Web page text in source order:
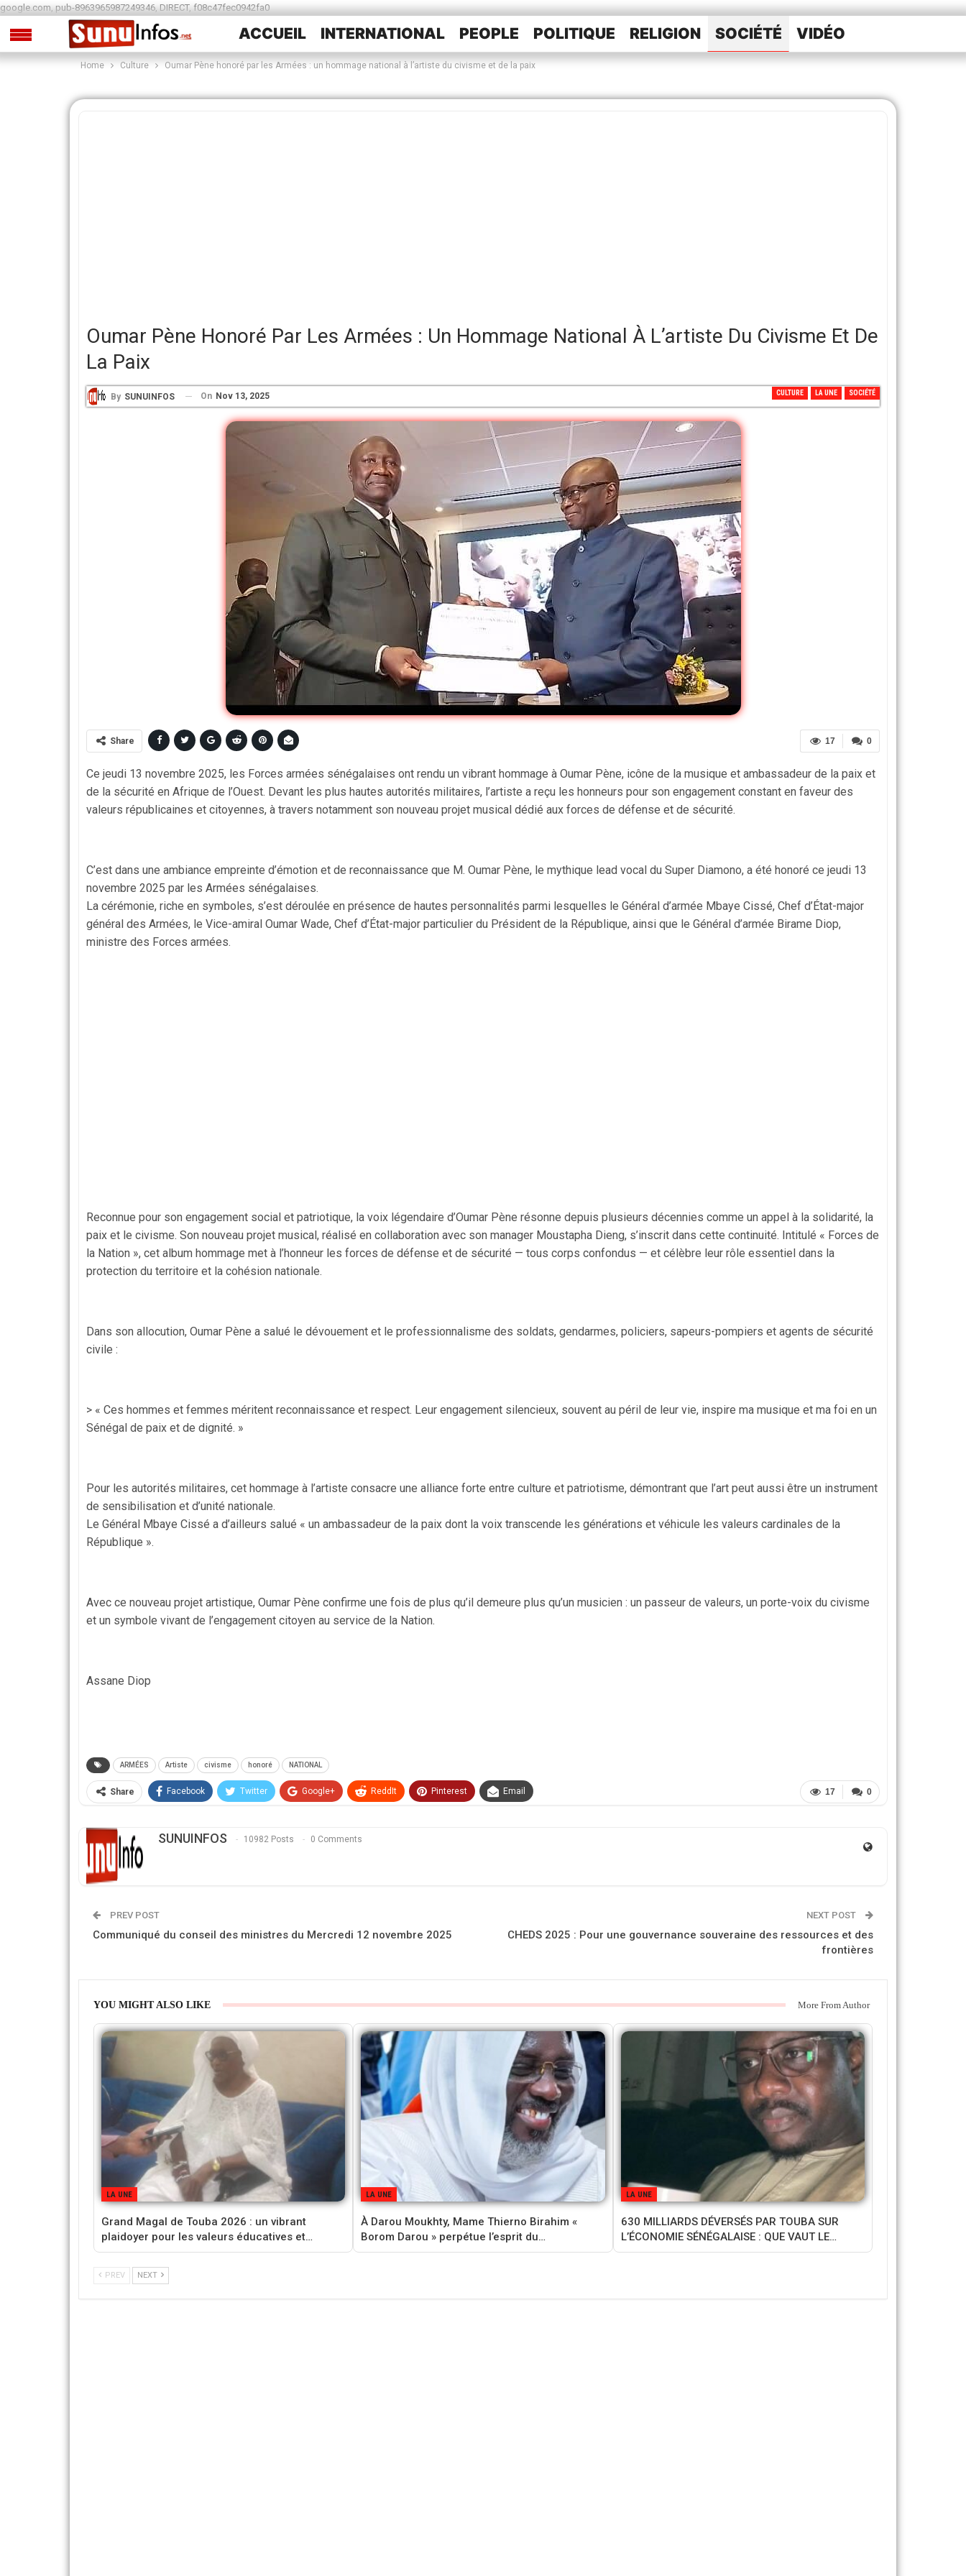
google.com, pub-8963965987249346, DIRECT, f08c47fec0942fa0
ACCUEIL INTERNATIONAL PEOPLE POLITIQUE RELIGION SOCIÉTÉ
VIDÉO
SPORTS
Home Culture Oumar Pène honoré par les Armées : un hommage national à l’artiste du civisme et de la paix
Oumar Pène Honoré Par Les Armées : Un Hommage National À L’artiste Du Civisme Et De
La Paix
CULTURE LA UNE SOCIÉTÉ
By SUNUINFOS On Nov 13, 2025
0
17
Share
Ce jeudi 13 novembre 2025, les Forces armées sénégalaises ont rendu un vibrant hommage à Oumar Pène, icône de la musique et ambassadeur de la paix et
de la sécurité en Afrique de l’Ouest. Devant les plus hautes autorités militaires, l’artiste a reçu les honneurs pour son engagement constant en faveur des
valeurs républicaines et citoyennes, à travers notamment son nouveau projet musical dédié aux forces de défense et de sécurité.
C’est dans une ambiance empreinte d’émotion et de reconnaissance que M. Oumar Pène, le mythique lead vocal du Super Diamono, a été honoré ce jeudi 13
novembre 2025 par les Armées sénégalaises.
La cérémonie, riche en symboles, s’est déroulée en présence de hautes personnalités parmi lesquelles le Général d’armée Mbaye Cissé, Chef d’État-major
général des Armées, le Vice-amiral Oumar Wade, Chef d’État-major particulier du Président de la République, ainsi que le Général d’armée Birame Diop,
ministre des Forces armées.
Reconnue pour son engagement social et patriotique, la voix légendaire d’Oumar Pène résonne depuis plusieurs décennies comme un appel à la solidarité, la
paix et le civisme. Son nouveau projet musical, réalisé en collaboration avec son manager Moustapha Dieng, s’inscrit dans cette continuité. Intitulé « Forces de
la Nation », cet album hommage met à l’honneur les forces de défense et de sécurité — tous corps confondus — et célèbre leur rôle essentiel dans la
protection du territoire et la cohésion nationale.
Dans son allocution, Oumar Pène a salué le dévouement et le professionnalisme des soldats, gendarmes, policiers, sapeurs-pompiers et agents de sécurité
civile :
> « Ces hommes et femmes méritent reconnaissance et respect. Leur engagement silencieux, souvent au péril de leur vie, inspire ma musique et ma foi en un
Sénégal de paix et de dignité. »
Pour les autorités militaires, cet hommage à l’artiste consacre une alliance forte entre culture et patriotisme, démontrant que l’art peut aussi être un instrument
de sensibilisation et d’unité nationale.
Le Général Mbaye Cissé a d’ailleurs salué « un ambassadeur de la paix dont la voix transcende les générations et véhicule les valeurs cardinales de la
République ».
Avec ce nouveau projet artistique, Oumar Pène confirme une fois de plus qu’il demeure plus qu’un musicien : un passeur de valeurs, un porte-voix du civisme
et un symbole vivant de l’engagement citoyen au service de la Nation.
Assane Diop
ARMÉES Artiste civisme honoré NATIONAL
0
17
Share Facebook Twitter Google+ ReddIt Pinterest Email
SUNUINFOS 10982 Posts 0 Comments
PREV POST
Communiqué du conseil des ministres du Mercredi 12 novembre 2025
NEXT POST
CHEDS 2025 : Pour une gouvernance souveraine des ressources et des
frontières
YOU MIGHT ALSO LIKE More From Author
LA UNE
Grand Magal de Touba 2026 : un vibrant
plaidoyer pour les valeurs éducatives et…
LA UNE
À Darou Moukhty, Mame Thierno Birahim «
Borom Darou » perpétue l’esprit du…
LA UNE
630 MILLIARDS DÉVERSÉS PAR TOUBA SUR
L’ÉCONOMIE SÉNÉGALAISE : QUE VAUT LE…
PREV NEXT